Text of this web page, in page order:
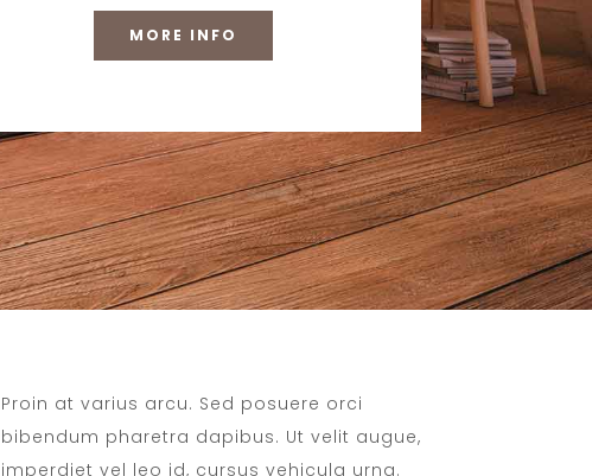
MORE INFO
Proin at varius arcu. Sed posuere orci
bibendum pharetra dapibus. Ut velit augue,
imperdiet vel leo id, cursus vehicula urna.